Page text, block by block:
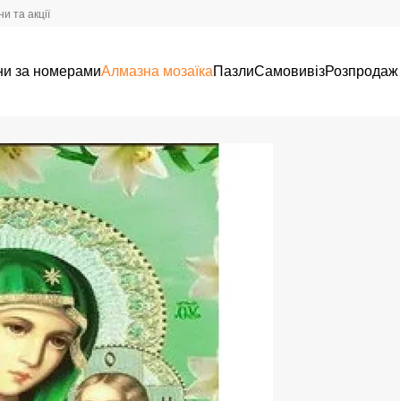
та акції
за номерамиАлмазна мозаїкаПазлиСамовивізРозпродаж